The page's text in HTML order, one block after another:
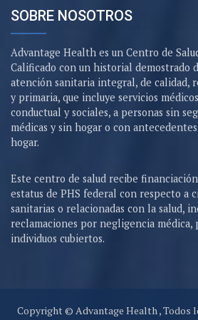
SOBRE NOSOTROS
Advantage Health es un Centro de
Calificado con un historial demostrado
atención sanitaria integral, de calidad,
y primaria, que incluye servicios
conductual y sociales, a personas sin
médicas y sin hogar o con
hogar.
Este centro de salud recibe
estatus de PHS federal con respecto a
sanitarias o relacionadas con la salud,
reclamaciones por negligencia médica,
individuos cubiertos.
Copyright © Advantage Health , Todos